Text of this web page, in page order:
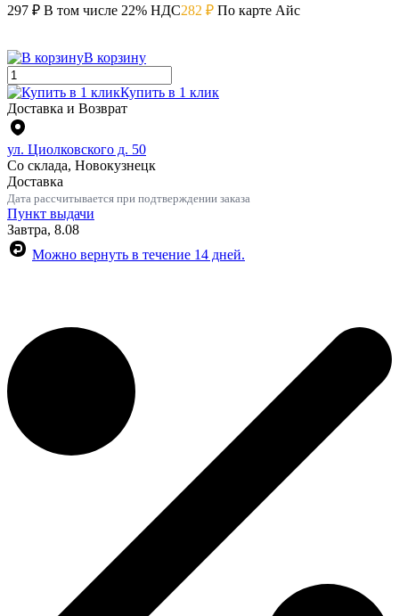
297 ₽ В том числе 22% НДС282 ₽ По карте Айс
В корзину
Купить в 1 клик
Доставка и Возврат
ул. Циолковского д. 50
Со склада, Новокузнецк
Доставка
Дата рассчитывается при подтверждении заказа
Пункт выдачи
Завтра, 8.08
Можно вернуть в течение 14 дней.